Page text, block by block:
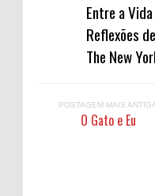
Entre a
Reflexões
The New
POSTAGEM MAIS
O Gato e Eu